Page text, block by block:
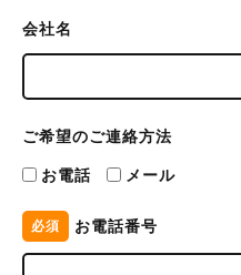
会社名
ご希望のご連絡方法
お電話 メール
必須 お電話番号